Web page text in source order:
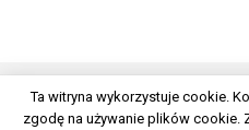
Ta witryna wykorzystuje cookie.
zgodę na używanie plików cookie.